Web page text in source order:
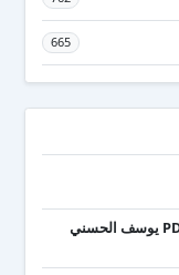
665
تحميل كتاب عقدك النفسية سجنك الأبدي PDF يوسف الحسني